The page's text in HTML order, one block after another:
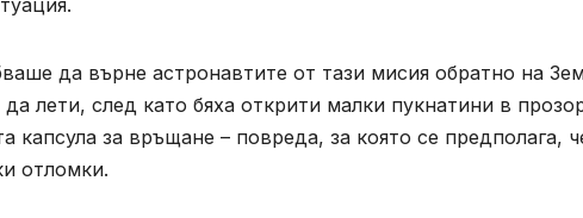
да върне астронавтите от тази мисия обратно на
лети, след като бяха открити малки пукнатини в
капсула за връщане – повреда, за която се предполага,
отломки.